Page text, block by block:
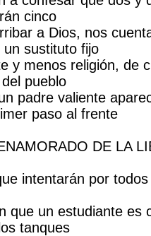
cinco
a Dios, nos
sustituto fijo
y menos religión, de
pueblo
padre valiente
paso al frente
DE LA
intentarán por
que un estudiante es
tanques